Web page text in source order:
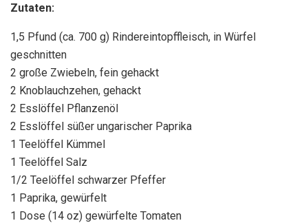
Zutaten:
1,5 Pfund (ca. 700 g) Rindereintopffleisch, in Würfel
geschnitten
2 große Zwiebeln, fein gehackt
2 Knoblauchzehen, gehackt
2 Esslöffel Pflanzenöl
2 Esslöffel süßer ungarischer Paprika
1 Teelöffel Kümmel
1 Teelöffel Salz
1/2 Teelöffel schwarzer Pfeffer
1 Paprika, gewürfelt
1 Dose (14 oz) gewürfelte Tomaten